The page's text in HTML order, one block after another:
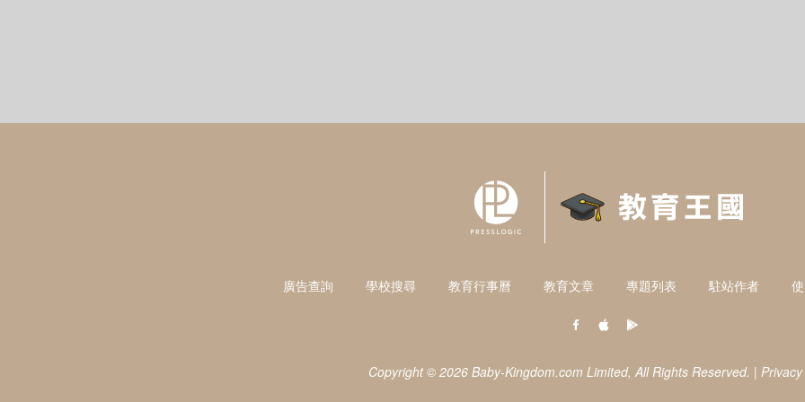
廣告查詢 學校搜尋 教育行事曆 教育文章 專題列表 駐站作者
Copyright © 2026 Baby-Kingdom.com Limited, All Rights Reserved. |